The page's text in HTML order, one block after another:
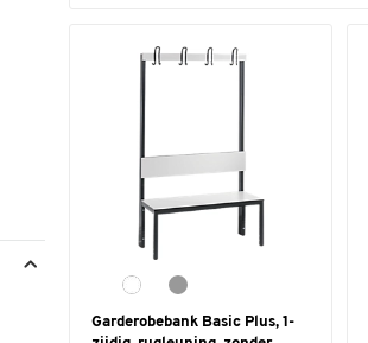
Garderobebank Basic Plus, 1-